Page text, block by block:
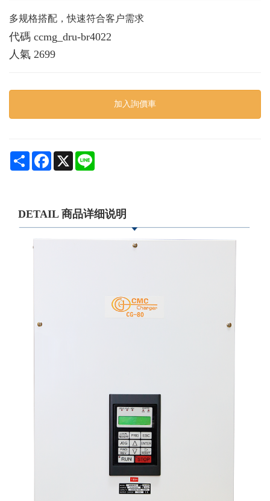
多规格搭配，快速符合客户需求
代碼 ccmg_dru-br4022
人氣 2699
加入詢價車
Share Facebook
X
DETAIL 商品详细说明